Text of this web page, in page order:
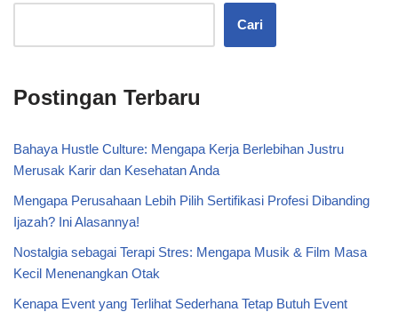
Cari
Postingan Terbaru
Bahaya Hustle Culture: Mengapa Kerja Berlebihan Justru
Merusak Karir dan Kesehatan Anda
Mengapa Perusahaan Lebih Pilih Sertifikasi Profesi Dibanding
Ijazah? Ini Alasannya!
Nostalgia sebagai Terapi Stres: Mengapa Musik & Film Masa
Kecil Menenangkan Otak
Kenapa Event yang Terlihat Sederhana Tetap Butuh Event